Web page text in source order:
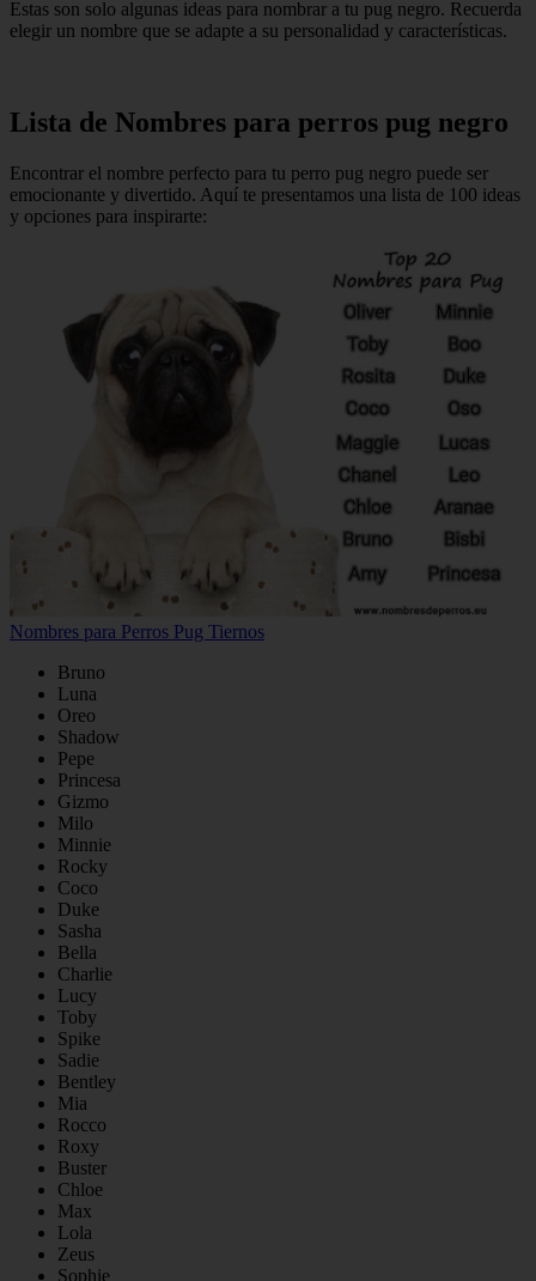
Estas son solo algunas ideas para nombrar a tu pug negro. Recuerda
elegir un nombre que se adapte a su personalidad y características.
Lista de Nombres para perros pug negro
Encontrar el nombre perfecto para tu perro pug negro puede ser
emocionante y divertido. Aquí te presentamos una lista de 100 ideas
y opciones para inspirarte:
Nombres para Perros Pug Tiernos
Bruno
Luna
Oreo
Shadow
Pepe
Princesa
Gizmo
Milo
Minnie
Rocky
Coco
Duke
Sasha
Bella
Charlie
Lucy
Toby
Spike
Sadie
Bentley
Mia
Rocco
Roxy
Buster
Chloe
Max
Lola
Zeus
Sophie